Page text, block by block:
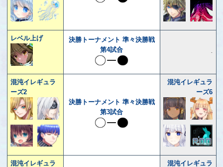
レベル上げ
決勝トーナメント 準々決勝戦
第4試合
-
混沌イレギュラ
ーズ2
決勝トーナメント 準々決勝戦
第3試合
混沌イレギュラ
ーズ6
混沌イレギュラ
混沌イレギュラ